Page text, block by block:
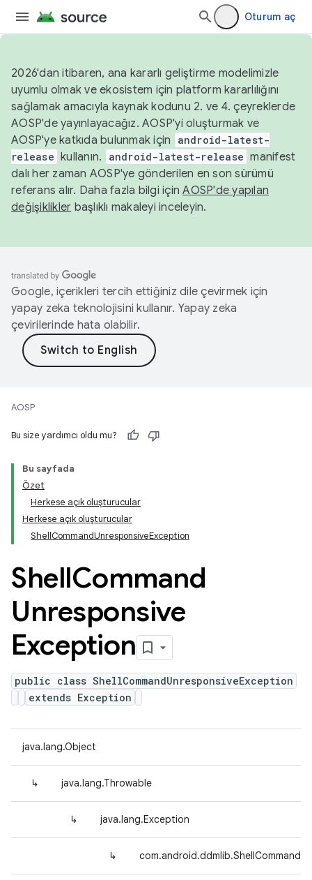
Oturum aç
2026'dan itibaren, ana kararlı geliştirme modelimizle
uyumlu olmak ve ekosistem için platform kararlılığını
sağlamak amacıyla kaynak kodunu 2. ve 4. çeyreklerde
AOSP'de yayınlayacağız. AOSP'yi oluşturmak ve
AOSP'ye katkıda bulunmak için
android-latest-
release kullanın. android-latest-release manifest
dalı her zaman AOSP'ye gönderilen en son sürümü
referans alır. Daha fazla bilgi içinAOSP'de yapılan
değişiklikler başlıklı makaleyi inceleyin.
Google, içerikleri tercih ettiğiniz dile çevirmek için
yapay zeka teknolojisini kullanır. Yapay zeka
çevirilerinde hata olabilir.
AOSP
Bu size yardımcı oldu mu?
Bu sayfada
Özet
Herkese açık oluşturucular
Herkese açık oluşturucular
ShellCommandUnresponsiveException
ShellCommand
Unresponsive
Exception
public class ShellCommandUnresponsiveException
extends Exception
java.lang.Object
↳ java.lang.Throwable
↳ java.lang.Exception
↳